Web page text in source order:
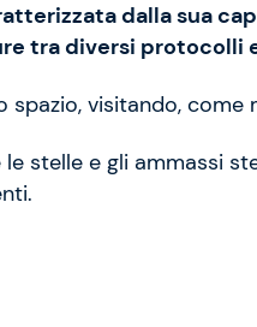
dalla sua
tra diversi protocolli
spazio, visitando, come
stelle e gli ammassi